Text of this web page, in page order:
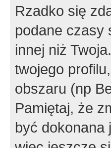
Rzadko się
podane czasy
innej niż
twojego
obszaru (np
Pamiętaj, że
być dokonana